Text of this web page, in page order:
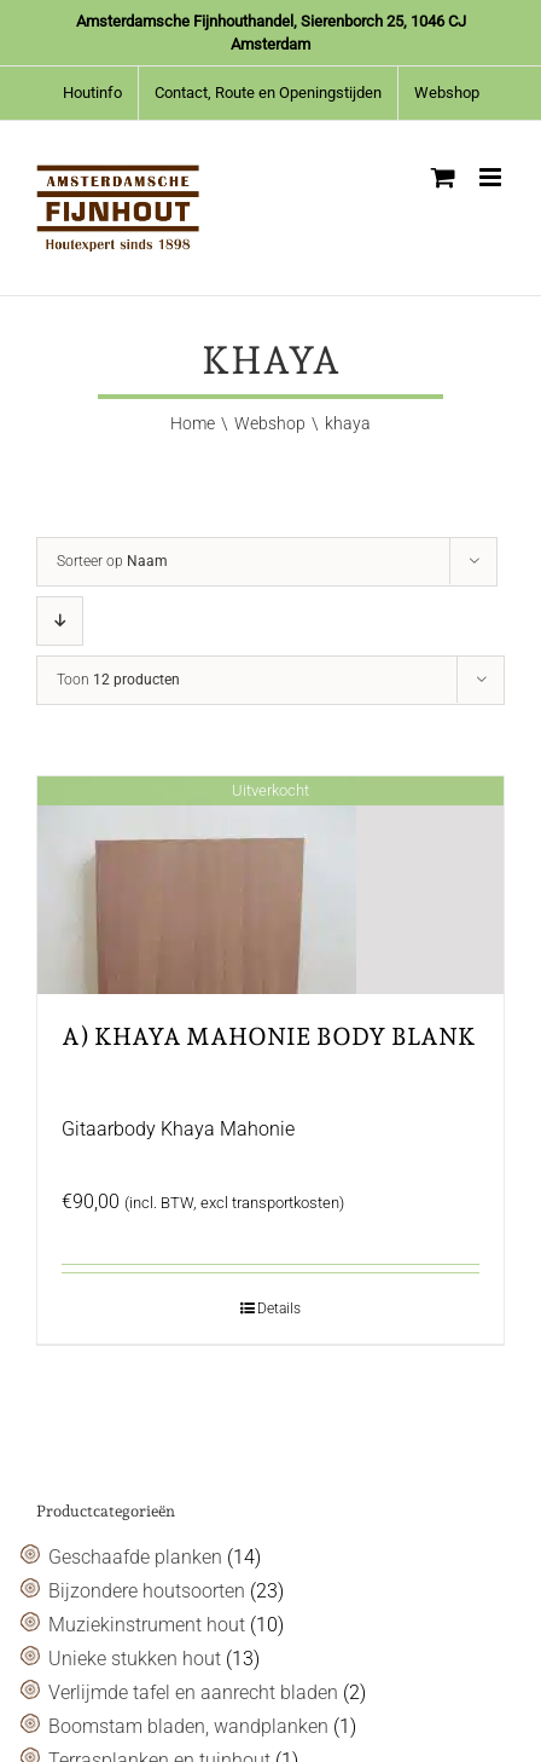
inhoud
Amsterdamsche Fijnhouthandel, Sierenborch 25, 1046 CJ
Amsterdam
Houtinfo Contact, Route en Openingstijden Webshop
KHAYA
Home Webshop khaya
Sorteer op Naam
Toon 12 producten
Uitverkocht
A) KHAYA MAHONIE BODY BLANK
Gitaarbody Khaya Mahonie
€90,00 (incl. BTW, excl transportkosten)
Details
Productcategorieën
Geschaafde planken (14)
Bijzondere houtsoorten (23)
Muziekinstrument hout (10)
Unieke stukken hout (13)
Verlijmde tafel en aanrecht bladen (2)
Boomstam bladen, wandplanken (1)